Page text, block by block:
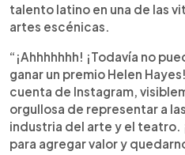
talento latino en una de las
artes escénicas.
“¡Ahhhhhhh! ¡Todavía no
ganar un premio Helen
cuenta de Instagram,
orgullosa de representar a
industria del arte y el teatro.
para agregar valor y